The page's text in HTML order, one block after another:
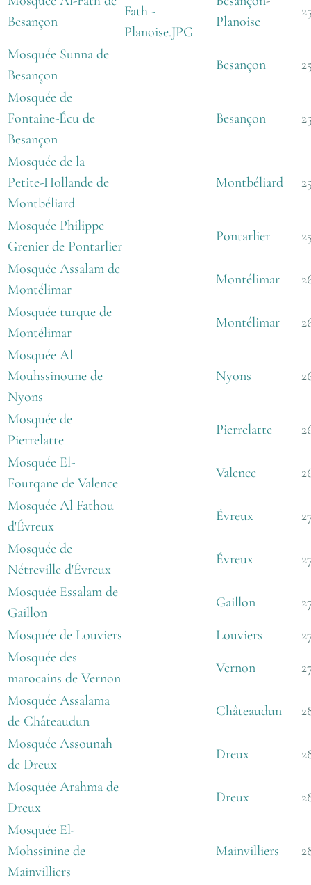
Besançon
Planoise
Mosquée Sunna de
Besançon
Besançon
Mosquée de
Fontaine-Écu de
Besançon
Besançon
Mosquée de la
Petite-Hollande de
Montbéliard
Montbéliard
Mosquée Philippe
Grenier de Pontarlier
Pontarlier
Mosquée Assalam de
Montélimar
Montélimar
Mosquée turque de
Montélimar
Montélimar
Mosquée Al
Mouhssinoune de
Nyons
Nyons
Mosquée de
Pierrelatte
Pierrelatte
Mosquée El-
Fourqane de Valence
Valence
Mosquée Al Fathou
d'Évreux
Évreux
Mosquée de
Nétreville d'Évreux
Évreux
Mosquée Essalam de
Gaillon
Gaillon
Mosquée de Louviers
Louviers
Mosquée des
marocains de Vernon
Vernon
Mosquée Assalama
de Châteaudun
Châteaudun
Mosquée Assounah
de Dreux
Dreux
Mosquée Arahma de
Dreux
Dreux
Mosquée El-
Mohssinine de
Mainvilliers
Mainvilliers